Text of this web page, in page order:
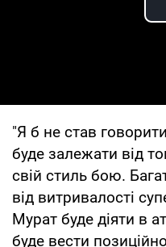
"Я б не став
буде залежати від
свій стиль бою.
від витривалості
Мурат буде діяти в
буде вести